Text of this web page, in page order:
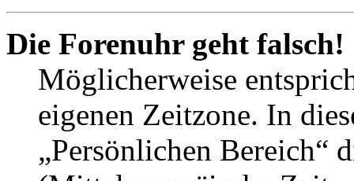
Die Forenuhr geht falsch!
Möglicherweise
eigenen Zeitzone. In
„Persönlichen Bereich“